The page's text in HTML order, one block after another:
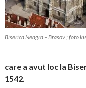
Biserica Neagra – Brasov ; foto
care a avut loc la
1542.